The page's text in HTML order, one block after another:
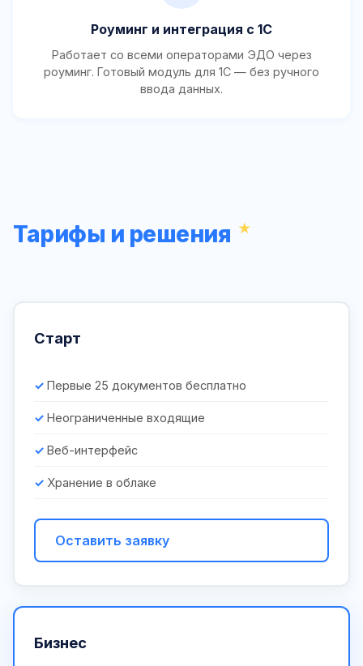
Роуминг и интеграция с 1С
Работает со всеми операторами ЭДО через
роуминг. Готовый модуль для 1С — без ручного
ввода данных.
Тарифы и решения
Старт
Первые 25 документов бесплатно
Неограниченные входящие
Веб-интерфейс
Хранение в облаке
Оставить заявку
Бизнес